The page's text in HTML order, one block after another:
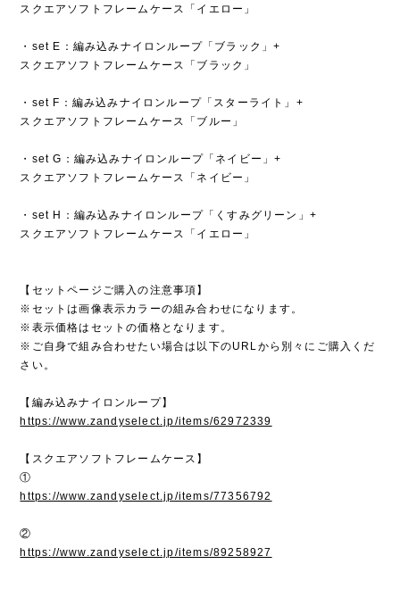
スクエアソフトフレームケース「イエロー」
・set E：編み込みナイロンループ「ブラック」+
スクエアソフトフレームケース「ブラック」
・set F：編み込みナイロンループ「スターライト」+
スクエアソフトフレームケース「ブルー」
・set G：編み込みナイロンループ「ネイビー」+
スクエアソフトフレームケース「ネイビー」
・set H：編み込みナイロンループ「くすみグリーン」+
スクエアソフトフレームケース「イエロー」
【セットページご購入の注意事項】
※セットは画像表示カラーの組み合わせになります。
※表示価格はセットの価格となります。
※ご自身で組み合わせたい場合は以下のURLから別々にご購入くだ
さい。
【編み込みナイロンループ】
https://www.zandyselect.jp/items/62972339
【スクエアソフトフレームケース】
①
https://www.zandyselect.jp/items/77356792
②
https://www.zandyselect.jp/items/89258927